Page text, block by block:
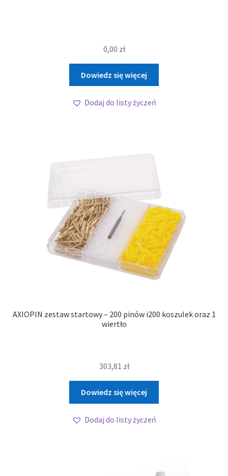
0,00 zł
Dowiedz się więcej
Dodaj do listy życzeń
AXIOPIN zestaw startowy – 200 pinów i200 koszulek oraz 1
wiertło
303,81 zł
Dowiedz się więcej
Dodaj do listy życzeń